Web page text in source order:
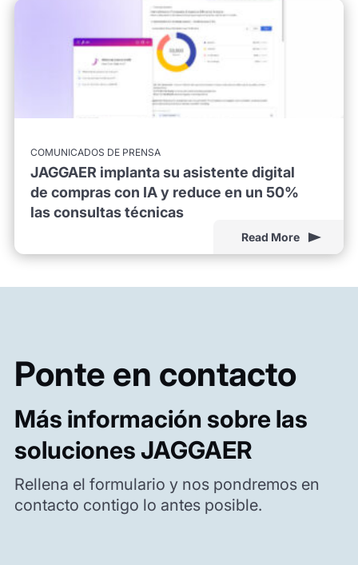
COMUNICADOS DE PRENSA
JAGGAER implanta su asistente digital
de compras con IA y reduce en un 50%
las consultas técnicas
Read More
Ponte en contacto
Más información sobre las
soluciones JAGGAER
Rellena el formulario y nos pondremos en
contacto contigo lo antes posible.